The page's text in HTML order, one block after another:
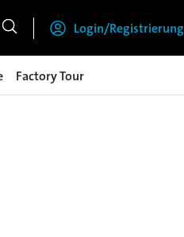
Login/Registrierung
Factory Tour